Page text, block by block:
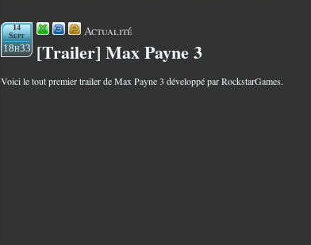
14
Sept
18h33
Actualité
[Trailer] Max Payne 3
Voici le tout premier trailer de Max Payne 3 développé par RockstarGames.